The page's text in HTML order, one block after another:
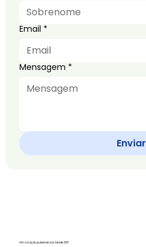
Email *
Mensagem *
Enviar
Um coração pulsando loa. Desde 2017.